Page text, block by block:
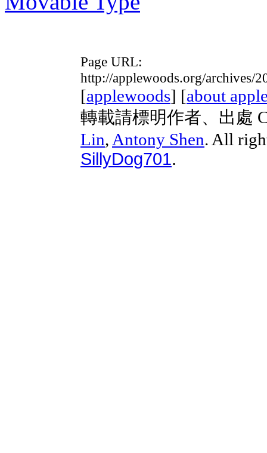
Page URL:
http://applewoods.org/archives/
[applewoods] [about
轉載請標明作者、出處
Lin, Antony Shen. All
SillyDog701.